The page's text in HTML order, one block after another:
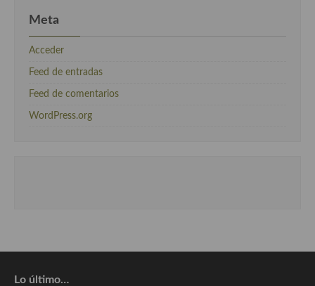
Meta
Acceder
Feed de entradas
Feed de comentarios
WordPress.org
Lo último…